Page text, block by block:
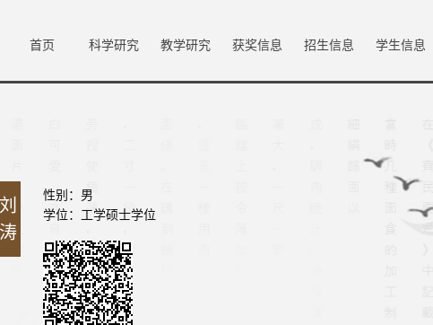
首页 科学研究 教学研究 获奖信息 招生信息 学生信息
性别：男
学位：工学硕士学位